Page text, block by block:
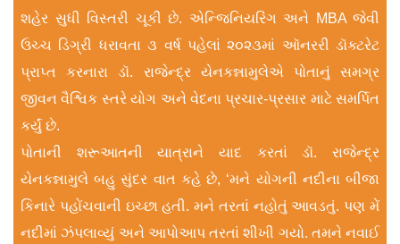
શહેર સુધી વિસ્તરી ચૂકી છે. એન્જિનિયરિંગ અને MBA જેવી
ઉચ્ચ ડિગ્રી ધરાવતા ૩ વર્ષ પહેલાં ૨૦૨૩માં ઑનરરી ડૉક્ટરેટ
પ્રાપ્ત કરનારા ડૉ. રાજેન્દ્ર યેનકન્નામુલેએ પોતાનું સમગ્ર
જીવન વૈશ્વિક સ્તરે યોગ અને વેદના પ્રચાર-પ્રસાર માટે સમર્પિત
કર્યું છે.
પોતાની શરૂઆતની યાત્રાને યાદ કરતાં ડૉ. રાજેન્દ્ર
યેનકન્નામુલે બહુ સુંદર વાત કહે છે, ‘મને યોગની નદીના બીજા
કિનારે પહોંચવાની ઇચ્છા હતી. મને તરતાં નહોતું આવડતું. પણ મેં
નદીમાં ઝંપલાવ્યું અને આપોઆપ તરતાં શીખી ગયો. તમને નવાઈ